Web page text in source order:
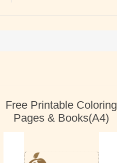
Free Printable Coloring
Pages & Books(A4)